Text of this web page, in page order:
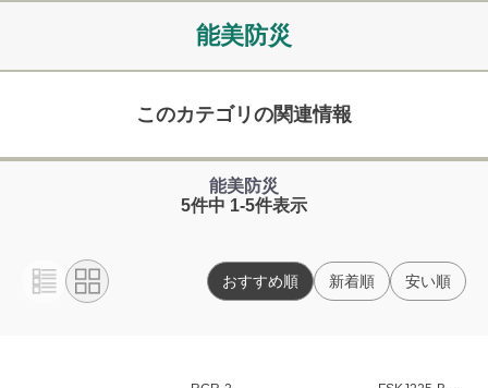
能美防災
このカテゴリの関連情報
能美防災
5件中 1-5件表示
おすすめ順 新着順 安い順